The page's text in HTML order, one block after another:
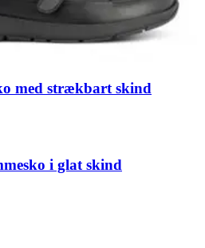
med strækbart skind
i glat skind